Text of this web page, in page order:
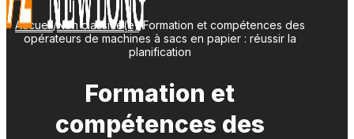
Accueil/Non classifié(e)/Formation et compétences des
opérateurs de machines à sacs en papier : réussir la
planification
Formation et
compétences des